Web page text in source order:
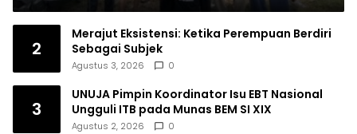
2
Merajut Eksistensi: Ketika Perempuan Berdiri
Sebagai Subjek
Agustus 3, 2026 0
3
UNUJA Pimpin Koordinator Isu EBT Nasional
Ungguli ITB pada Munas BEM SI XIX
Agustus 2, 2026 0